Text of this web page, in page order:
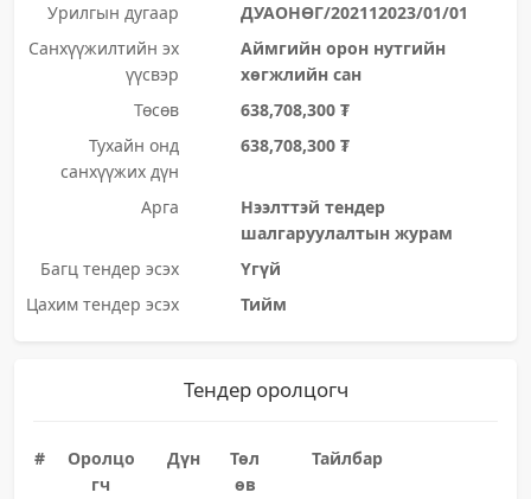
Урилгын дугаар
ДУАОНӨГ/202112023/01/01
Санхүүжилтийн эх
үүсвэр
Аймгийн орон нутгийн
хөгжлийн сан
Төсөв
638,708,300 ₮
Тухайн онд
санхүүжих дүн
638,708,300 ₮
Арга
Нээлттэй тендер
шалгаруулалтын журам
Багц тендер эсэх
Үгүй
Цахим тендер эсэх
Тийм
Тендер оролцогч
#
Оролцо
гч
Дүн
Төл
өв
Тайлбар